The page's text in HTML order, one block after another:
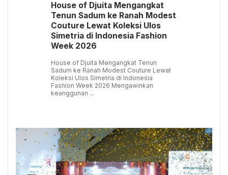
House of Djuita Mengangkat
Tenun Sadum ke Ranah Modest
Couture Lewat Koleksi Ulos
Simetria di Indonesia Fashion
Week 2026
House of Djuita Mengangkat Tenun
Sadum ke Ranah Modest Couture Lewat
Koleksi Ulos Simetria di Indonesia
Fashion Week 2026 Mengawinkan
keanggunan ...